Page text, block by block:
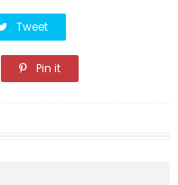
Tweet
Pin it